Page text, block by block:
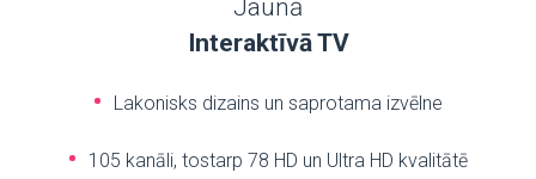
Jaunā
Interaktīvā TV
Lakonisks dizains un saprotama izvēlne
105 kanāli, tostarp 78 HD un Ultra HD kvalitātē